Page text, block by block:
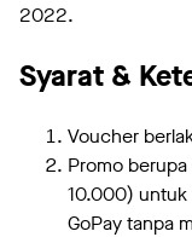
2022.
Syarat &
Voucher
Promo
10.000) untuk
GoPay tanpa